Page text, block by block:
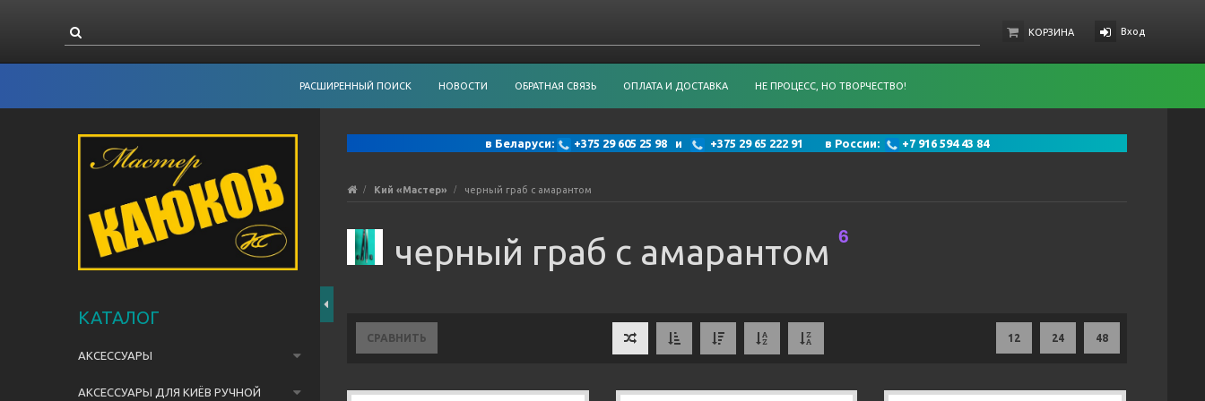
КОРЗИНА Вход
РАСШИРЕННЫЙ ПОИСК НОВОСТИ ОБРАТНАЯ СВЯЗЬ ОПЛАТА И ДОСТАВКА НЕ ПРОЦЕСС, НО ТВОРЧЕСТВО!
КАТАЛОГ
АКСЕССУАРЫ
АКСЕССУАРЫ ДЛЯ КИЁВ РУЧНОЙ
в Беларуси: +375 29 605 25 98 и +375 29 65 222 91 в России: +7 916 594 43 84
Кий «Мастер» черный граб с амарантом
черный граб с амарантом 6
СРАВНИТЬ 12 24 48